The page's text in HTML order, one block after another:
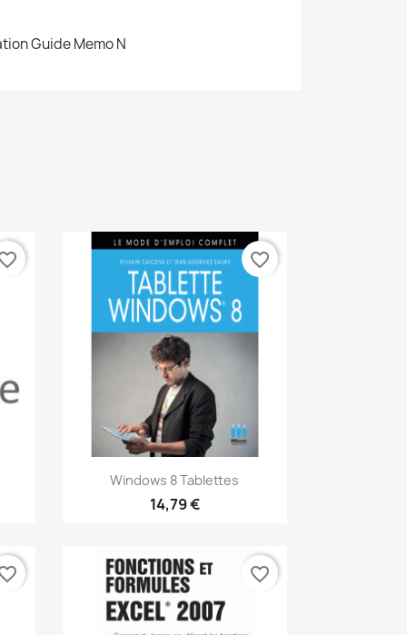
Guide Memo N
Aperçu rapide
Windows 8 Tablettes
14,79 €
favorite_border
favorite_border